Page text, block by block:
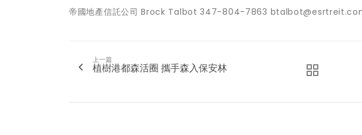
帝國地產信託公司 Brock Talbot 347-804-7863
上一篇
植樹港都森活圈 攜手森入保安林